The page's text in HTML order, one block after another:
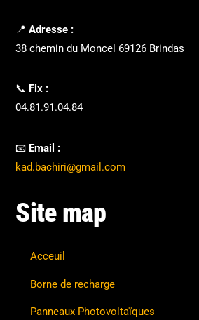
📍Adresse :
38 chemin du Moncel 69126 Brindas
📞 Fix :
04.81.91.04.84
📧 Email :
kad.bachiri@gmail.com
Site map
Acceuil
Borne de recharge
Panneaux Photovoltaïques